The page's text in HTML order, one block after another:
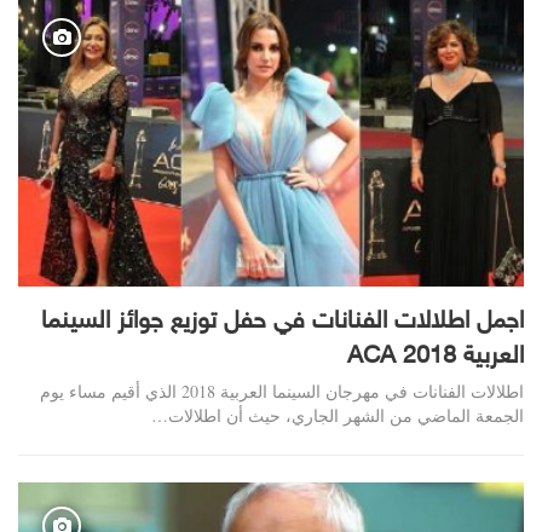
اجمل اطلالات الفنانات في حفل توزيع جوائز السينما
العربية ACA 2018
اطلالات الفنانات في مهرجان السينما العربية 2018 الذي أقيم مساء يوم
الجمعة الماضي من الشهر الجاري، حيث أن اطلالات…